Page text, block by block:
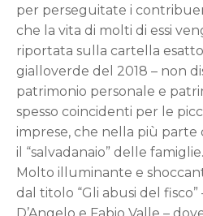
per perseguitate i
che la vita di molti di essi
riportata sulla cartella
gialloverde del 2018 – non
patrimonio personale e
spesso coincidenti per le
imprese, che nella più parte
il “salvadanaio” delle famiglie.
Molto illuminante e
dal titolo “Gli abusi del